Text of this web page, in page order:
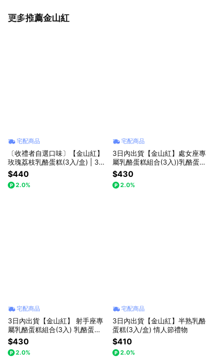
更多推薦金山紅
看更多
宅配商品
〔收禮者自選口味〕【金山紅】
玫瑰荔枝乳酪蛋糕(3入/盒) | 3日
內出貨 | 五週年生日快樂
$440
2.0%
宅配商品
3日內出貨【金山紅】處女座專
屬乳酪蛋糕組合(3入))乳酪蛋糕/
禮盒/星座限定
$430
2.0%
宅配商品
3日內出貨【金山紅】 射手座專
屬乳酪蛋糕組合(3入) 乳酪蛋糕/
禮盒/星座限定
$430
2.0%
宅配商品
3日內出貨【金山紅】半熟乳酪
蛋糕(3入/盒) 情人節禮物
$410
2.0%